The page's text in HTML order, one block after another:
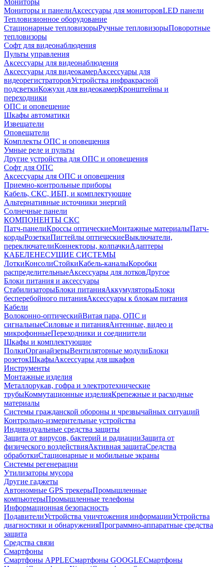
Мониторы
Мониторы и панелиАксессуары для мониторовLED панели
Тепловизионное оборудование
Стационарные тепловизорыРучные тепловизорыПоворотные
тепловизоры
Софт для видеонаблюдения
Пульты управления
Аксессуары для видеонаблюдения
Аксессуары для видеокамерАксессуары для
видеорегистраторовУстройства инфракрасной
подсветкиКожухи для видеокамерКронштейны и
переходники
ОПС и оповещение
Шкафы автоматики
Извещатели
Оповещатели
Комплекты ОПС и оповещения
Умные реле и пульты
Другие устройства для ОПС и оповещения
Софт для ОПС
Аксессуары для ОПС и оповещения
Приемно-контрольные приборы
Кабель, СКС, ИБП, и комплектующие
Альтернативные источники энергий
Солнечные панели
КОМПОНЕНТЫ СКС
Патч-панелиКроссы оптическиеМонтажные материалыПатч-
кордыРозеткиПигтейлы оптическиеВыключатели,
переключателиКоннекторы, колпачкиАдаптеры
КАБЕЛЕНЕСУЩИЕ СИСТЕМЫ
ЛоткиКонсолиСтойкиКабель-каналыКоробки
распределительныеАксессуары для лотковДругое
Блоки питания и аксессуары
СтабилизаторыБлоки питанияАккумуляторыБлоки
бесперебойного питанияАксессуары к блокам питания
Кабели
Волоконно-оптическийВитая пара, ОПС и
сигнальныеСиловые и питанияАнтенные, видео и
микрофонныеПереходники и соединители
Шкафы и комплектующие
ПолкиОрганайзерыВентиляторные модулиБлоки
розетокШкафыАксессуары для шкафов
Инструменты
Монтажные изделия
Металлорукав, гофра и электротехнические
трубыКоммутационные изделияКрепежные и расходные
материалы
Системы гражданской обороны и чрезвычайных ситуаций
Контрольно-измерительные устройства
Индивидуальные средства защиты
Защита от вирусов, бактерий и радиацииЗащита от
физического воздействияАктивная защитаСредства
обработкиСтационарные и мобильные экраны
Системы регенерации
Утилизаторы мусора
Другие гаджеты
Автономные GPS трекерыПромышленные
компьютерыПромышленные телефоны
Информационная безопасность
ПодавителиУстройства уничтожения информацииУстройства
диагностики и обнаруженияПрограммно-аппаратные средства
защита
Средства связи
Смартфоны
Смартфоны APPLEСмартфоны GOOGLEСмартфоны